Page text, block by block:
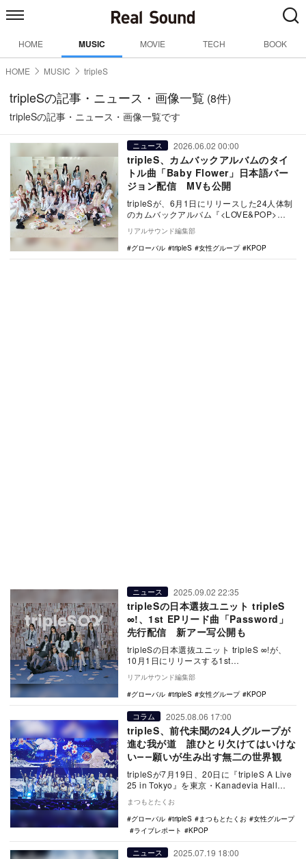
HOME MUSIC MOVIE TECH BOOK
HOME MUSIC tripleS
tripleSの記事・ニュース・画像一覧 (8件)
tripleSの記事・ニュース・画像一覧です
ニュース 2026.06.02 00:00
tripleS、カムバックアルバムのタイ
トル曲「Baby Flower」日本語バー
ジョン配信 MVも公開
tripleSが、6月1日にリリースした24人体制
のカムバックアルバム『<LOVE&POP>
リアルサウンド編集部
グローバル
tripleS 女性グループ KPOP
ニュース 2025.09.02 22:35
tripleSの日本選抜ユニット tripleS
∞!、1st EPリード曲「Password」
先行配信 新アー写公開も
tripleSの日本選抜ユニット tripleS ∞!が、
10月1日にリリースする1st
EP『SecretHimitsuBim…
リアルサウンド編集部
グローバル
tripleS 女性グループ KPOP
コラム 2025.08.06 17:00
tripleS、前代未聞の24人グループが
進む我が道 誰ひとり欠けてはいけな
い――願いが生み出す無二の世界観
tripleSが7月19日、20日に『tripleS A Live
25 in Tokyo』を東京・Kanadevia Hall…
まつもとたくお
グローバル
tripleS まつもとたくお
女性グループ
ライブレポート
KPOP
ニュース 2025.07.19 18:00